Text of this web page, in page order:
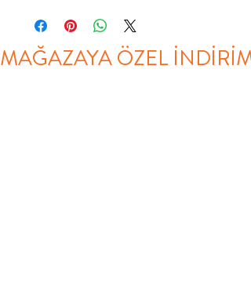
MAĞAZAYA ÖZEL İNDİRİM